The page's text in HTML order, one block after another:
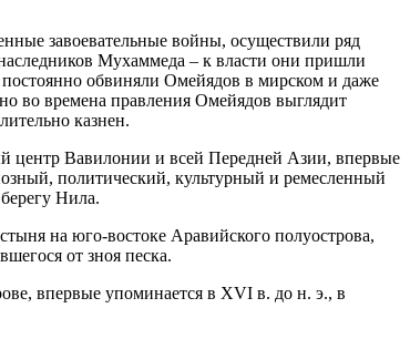
завоевательные войны, осуществили ряд
Мухаммеда – к власти они пришли
обвиняли Омейядов в мирском и даже
во времена правления Омейядов выглядит
казнен.
центр Вавилонии и всей Передней Азии, впервые
политический, культурный и ремесленный
Нила.
на юго-востоке Аравийского полуострова,
от зноя песка.
впервые упоминается в XVI в. до н. э., в